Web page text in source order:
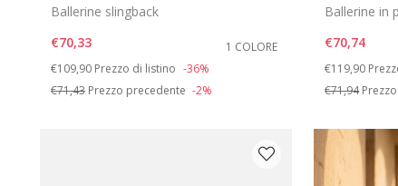
Ballerine slingback
€70,33
1 COLORE
Price reduced from
€109,90 to
Prezzo di listino -36%
€71,43 Prezzo precedente -2%
Ballerine in
€70,74
Price
€119,90 to
€71,94